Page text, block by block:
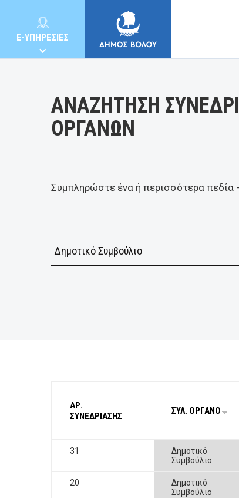
E-ΥΠΗΡΕΣΙΕΣ
ΕΠΙΧΕΙΡΗΣΕΙΣ
ΑΝΑΖΗΤΗΣΗ
ΟΡΓΑΝΩΝ
Συμπληρώστε ένα ή περισσότερα πεδία
ΑΡ.
ΣΥΝΕΔΡΙΑΣΗΣ
ΣΥΛ. ΟΡΓΑΝΟ
31
Δημοτικό
Συμβούλιο
20
Δημοτικό
Συμβούλιο